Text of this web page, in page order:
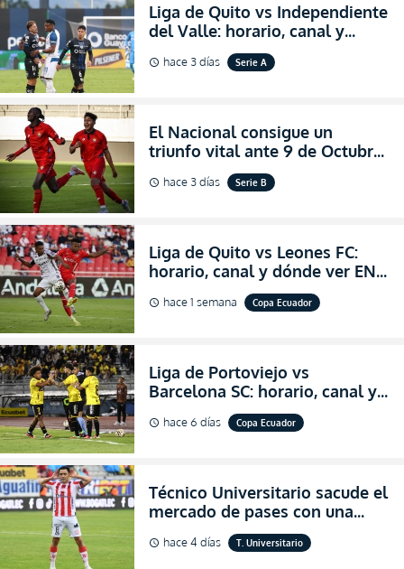
Liga de Quito vs Independiente
del Valle: horario, canal y
dónde ver EN VIVO el
partidazo por la fecha 24 de la
schedule hace 3 días Serie A
El Nacional consigue un
triunfo vital ante 9 de Octubre
para encender la fe en la
salvación
schedule hace 3 días Serie B
Liga de Quito vs Leones FC:
horario, canal y dónde ver EN
VIVO los octavos de final de la
Copa Ecuador 2026
schedule hace 1 semana Copa Ecuador
Liga de Portoviejo vs
Barcelona SC: horario, canal y
dónde ver EN VIVO los octavos
de final de la Copa Ecuador
schedule hace 6 días Copa Ecuador
Técnico Universitario sacude el
mercado de pases con una
verdadera revolución para
asegurar la permanencia
schedule hace 4 días T. Universitario